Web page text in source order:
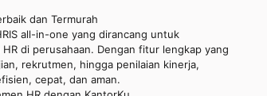
dan Termurah
all-in-one yang dirancang untuk
di perusahaan. Dengan fitur lengkap yang
rekrutmen, hingga penilaian kinerja,
cepat, dan aman.